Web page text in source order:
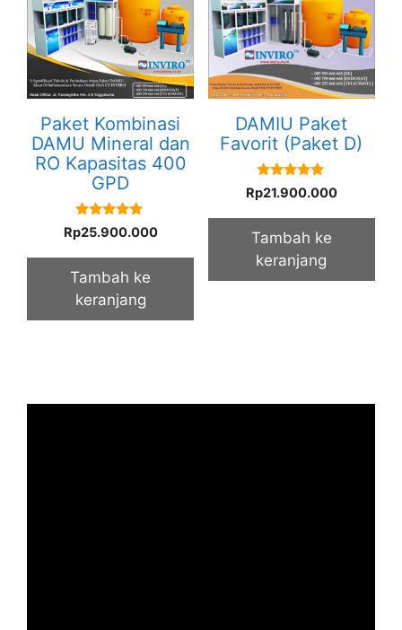
Paket Kombinasi
DAMU Mineral dan
RO Kapasitas 400
GPD
5.00
out of 5
Rp25.900.000
Tambah ke
keranjang
DAMIU Paket
Favorit (Paket D)
5.00
out of 5
Rp21.900.000
Tambah ke
keranjang